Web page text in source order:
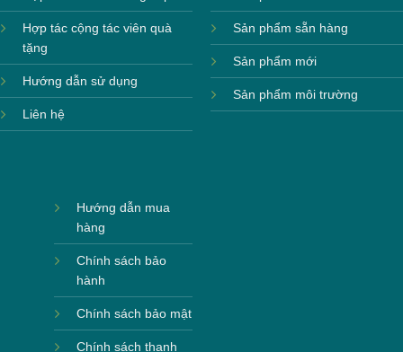
Hợp tác cộng tác viên quà
tặng
Hướng dẫn sử dụng
Liên hệ
Sản phẩm sẵn hàng
Sản phẩm mới
Sản phẩm môi trường
Hướng dẫn mua
hàng
Chính sách bảo
hành
Chính sách bảo mật
Chính sách thanh